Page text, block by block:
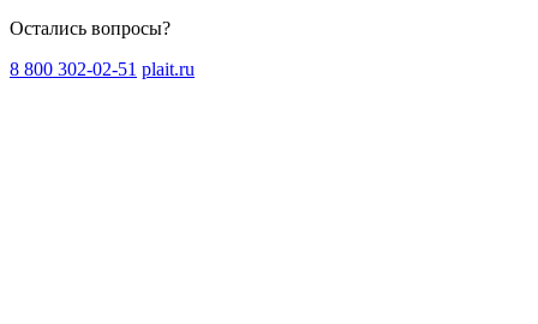
Остались вопросы?
8 800 302-02-51 plait.ru